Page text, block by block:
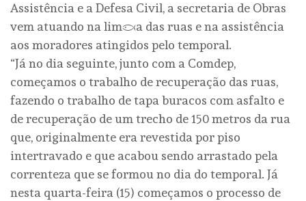
Assistência e a Defesa Civil, a secretaria de Obras
vem atuando na limpeza das ruas e na assistência
aos moradores atingidos pelo temporal.
“Já no dia seguinte, junto com a Comdep,
começamos o trabalho de recuperação das ruas,
fazendo o trabalho de tapa buracos com asfalto e
de recuperação de um trecho de 150 metros da rua
que, originalmente era revestida por piso
intertravado e que acabou sendo arrastado pela
correnteza que se formou no dia do temporal. Já
nesta quarta-feira (15) começamos o processo de